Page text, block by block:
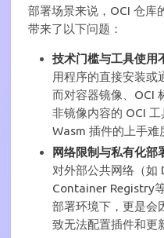
部署场景来说，OCI 仓库
带来了以下问题：
技术门槛与工具使用
用程序的直接安装或
而对容器镜像、OCI
非镜像内容的 OCI
Wasm 插件的上手难
网络限制与私有化部
对外部公共网络（如
Container Registry
部署环境下，更是会
致无法配置插件和更